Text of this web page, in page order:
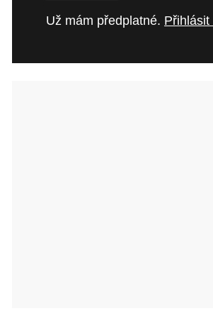
Už mám předplatné. Přihlásit